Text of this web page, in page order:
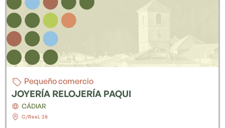
Pequeño comercio
JOYERÍA RELOJERÍA PAQUI
CÁDIAR
C/Real, 28